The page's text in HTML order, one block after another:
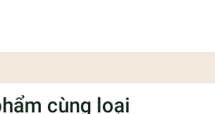
túi trà với 200 ml nước sôi, chờ 2
cùng loại